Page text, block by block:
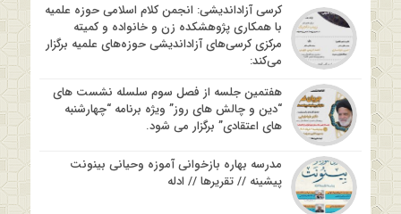
کرسی آزاداندیشی: انجمن کلام اسلامی حوزه علمیه
با همکاری پژوهشکده زن و خانواده و کمیته
مرکزی کرسی‌های آزاداندیشی حوزه‌های علمیه برگزار
می‌کند:
هفتمین جلسه از فصل سوم سلسله نشست های
“دین و چالش های روز” ویژه برنامه “چهارشنبه
های اعتقادی” برگزار می شود.
مدرسه بهاره بازخوانی آموزه وحیانی بینونت
پیشینه // تقریرها // ادله